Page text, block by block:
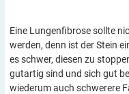
Eine Lungenfibrose sollte
werden, denn ist der Stein
es schwer, diesen zu
gutartig sind und sich gut
wiederum auch schwerere